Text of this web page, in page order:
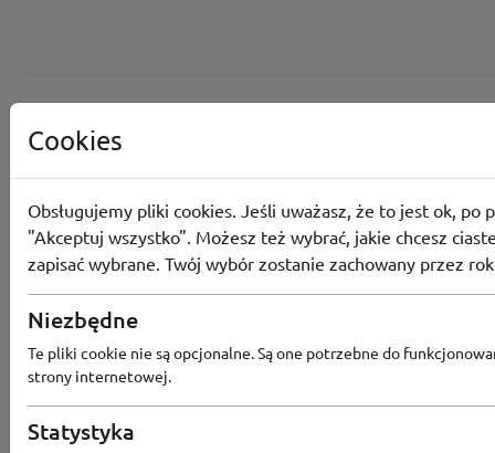
Converse
Programu Lojalnościowego
Cookies
Obsługujemy pliki cookies. Jeśli uważasz, że to jest ok, po
"Akceptuj wszystko". Możesz też wybrać, jakie chcesz
zapisać wybrane. Twój wybór zostanie zachowany przez
Niezbędne
Te pliki cookie nie są opcjonalne. Są one potrzebne do
strony internetowej.
Statystyka